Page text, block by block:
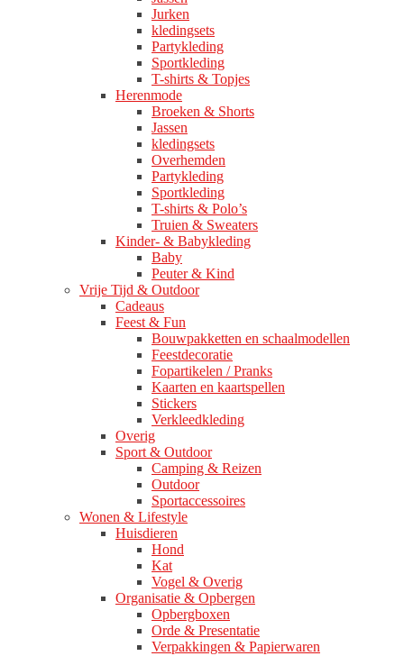
Jurken
kledingsets
Partykleding
Sportkleding
T-shirts & Topjes
Herenmode
Broeken & Shorts
Jassen
kledingsets
Overhemden
Partykleding
Sportkleding
T-shirts & Polo’s
Truien & Sweaters
Kinder- & Babykleding
Baby
Peuter & Kind
Vrije Tijd & Outdoor
Cadeaus
Feest & Fun
Bouwpakketten en schaalmodellen
Feestdecoratie
Fopartikelen / Pranks
Kaarten en kaartspellen
Stickers
Verkleedkleding
Overig
Sport & Outdoor
Camping & Reizen
Outdoor
Sportaccessoires
Wonen & Lifestyle
Huisdieren
Hond
Kat
Vogel & Overig
Organisatie & Opbergen
Opbergboxen
Orde & Presentatie
Verpakkingen & Papierwaren